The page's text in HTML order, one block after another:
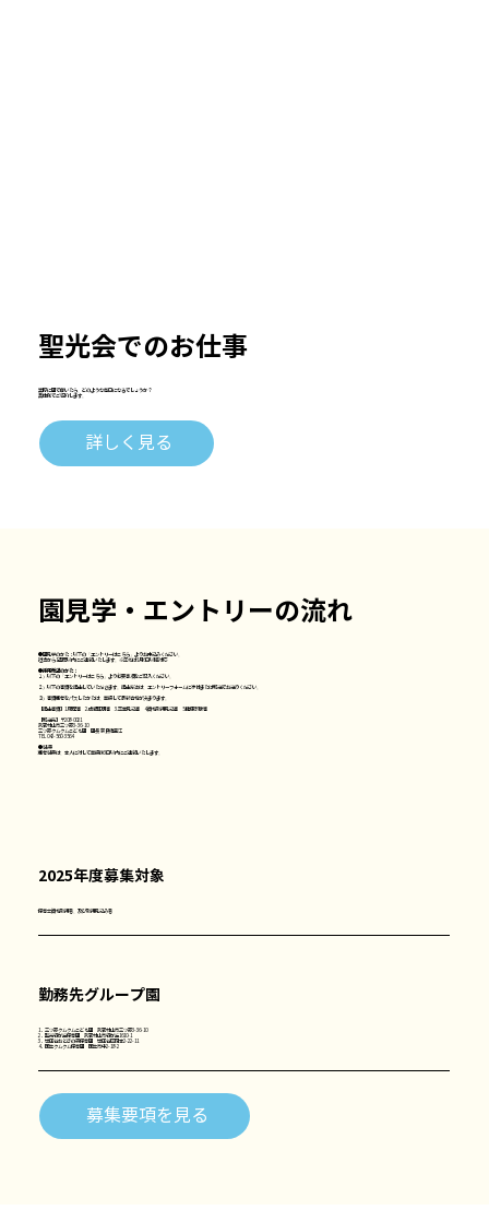
聖光会でのお仕事
実際に園で働いたら、どのような毎日になるでしょうか？
​具体例でご紹介します。
詳しく見る
​園見学・エントリーの流れ
● 園見学のかた：以下の「エントリーはこちら」よりお申込みください。
担当から1週間以内にご連絡いたします。※年始は1月6日以降対応
●採用希望のかた：
１）以下の「エントリーはこちら」より必要事項をご記入ください。
２）以下の書類を提出していただきます。提出方法は、エントリーフォームに添付または郵送でお送りください。
３）書類選考をパスしたかたは、面接して最終合格が決まります。
【提出書類】1.履歴書 2.成績証明書 3.卒業見込書 4.資格取得見込書 5.健康診断書
【郵送先】〒208-0021
武蔵村山市三ツ藤3-36-10
三ツ藤クムクムこども園 園長 奈良橋章江
TEL 042-560-3564
●結 果
選考結果は、本人に対して面接後3日以内にご連絡いたします。
​2025年度募集対象
保育士資格取得者、及び取得見込み者
勤務先グループ園
1．三ツ藤クムクムこども園 武蔵村山市三ツ藤3-36-10
2．聖光緑が丘保育園 武蔵村山市緑が丘1610-1
3．世田谷おとぎの森保育園 世田谷区岡本2-22-11
4．国立クムクム保育園 国立市中2-18-2
募集要項を見る